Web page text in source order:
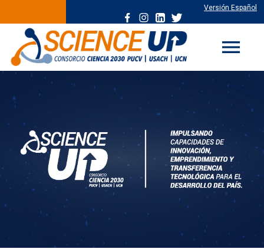
Versión Español
menu